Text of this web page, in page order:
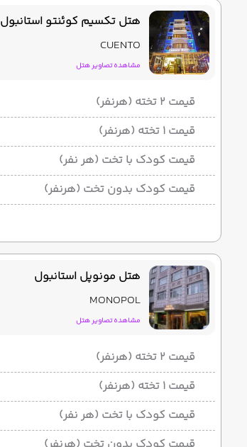
هتل تکسیم کوئنتو استانبول
CUENTO
مشاهده تصاویر هتل
قیمت 2 تخته (هرنفر)
قیمت 1 تخته (هرنفر)
قیمت کودک با تخت (هر نفر)
قیمت کودک بدون تخت (هرنفر)
هتل مونوپل استانبول
MONOPOL
مشاهده تصاویر هتل
قیمت 2 تخته (هرنفر)
قیمت 1 تخته (هرنفر)
قیمت کودک با تخت (هر نفر)